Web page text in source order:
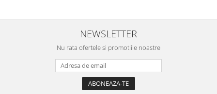
atras atentia ca nu era conectat
cablul de video de la camera
serviabili, livrare rapidă, suport
tehnic, totul impecabil, o să revin
la ei și pentru vi...
NEWSLETTER
Nu rata ofertele si promotiile noastre